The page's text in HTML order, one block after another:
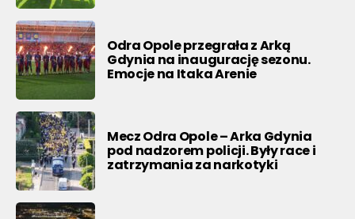
Odra Opole przegrała z Arką
Gdynia na inaugurację sezonu.
Emocje na Itaka Arenie
Mecz Odra Opole – Arka Gdynia
pod nadzorem policji. Były race i
zatrzymania za narkotyki